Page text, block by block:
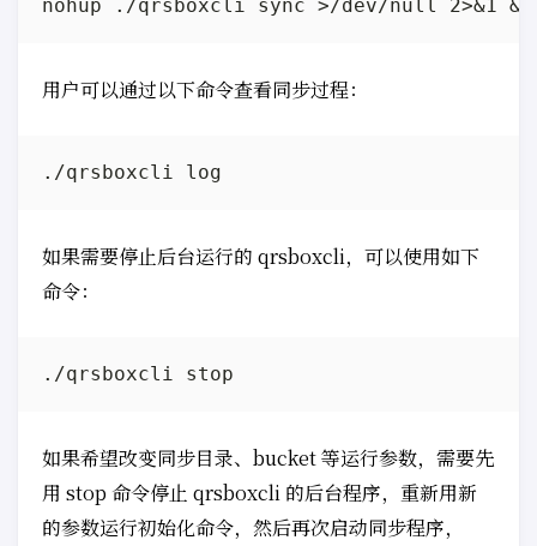
用户可以通过以下命令查看同步过程：
如果需要停止后台运行的 qrsboxcli，可以使用如下
命令：
如果希望改变同步目录、bucket 等运行参数，需要先
用 stop 命令停止 qrsboxcli 的后台程序，重新用新
的参数运行初始化命令，然后再次启动同步程序，